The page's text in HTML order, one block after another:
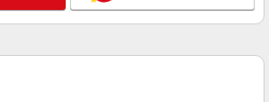
1983151